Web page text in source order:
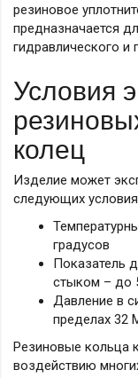
резиновое
предназначается
гидравлического и
Условия
колец
Изделие может
следующих
градусов
Показатель
стыком – до
Давление в
пределах 32
Резиновые кольца
воздействию